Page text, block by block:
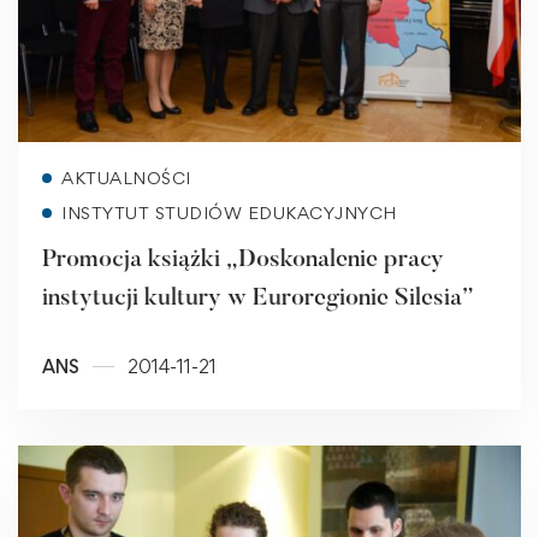
AKTUALNOŚCI
INSTYTUT STUDIÓW EDUKACYJNYCH
Promocja książki „Doskonalenie pracy
instytucji kultury w Euroregionie Silesia”
ANS 2014-11-21